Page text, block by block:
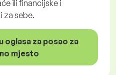
ili financijske i
za sebe.
oglasa za posao za
mjesto